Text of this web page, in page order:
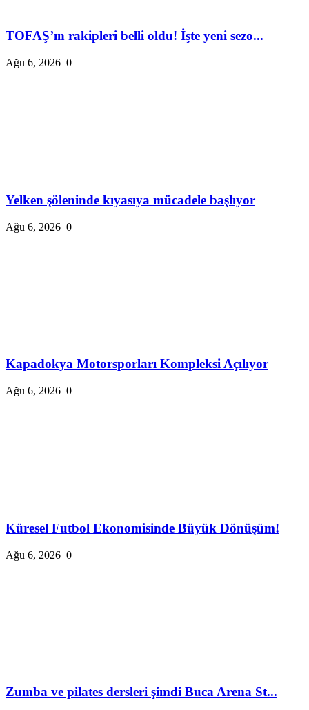
TOFAŞ’ın rakipleri belli oldu! İşte yeni sezo...
Ağu 6, 2026 0
Yelken şöleninde kıyasıya mücadele başlıyor
Ağu 6, 2026 0
Kapadokya Motorsporları Kompleksi Açılıyor
Ağu 6, 2026 0
Küresel Futbol Ekonomisinde Büyük Dönüşüm!
Ağu 6, 2026 0
Zumba ve pilates dersleri şimdi Buca Arena St...